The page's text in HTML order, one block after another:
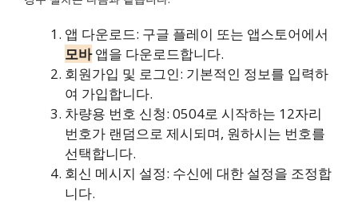
앱 다운로드: 구글 플레이 또는 앱스토어에서
모바앱을 다운로드합니다.
회원가입 및 로그인: 기본적인 정보를 입력하
여 가입합니다.
차량용 번호 신청: 0504로 시작하는 12자리
번호가 랜덤으로 제시되며, 원하시는 번호를
선택합니다.
회신 메시지 설정: 수신에 대한 설정을 조정합
니다.